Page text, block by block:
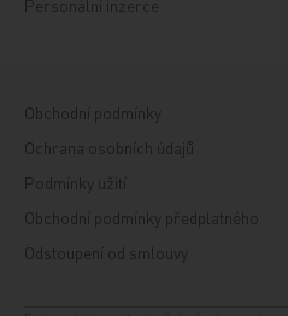
Obchodní podmínky
Ochrana osobních údajů
Podmínky užití
Obchodní podmínky předplatného
Odstoupení od smlouvy